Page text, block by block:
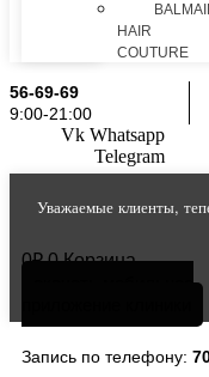
HAIR
COUTURE
56-69-69
9:00-21:00
Vk Whatsapp
Telegram
Уважаемые клиенты,
0₽ 0 Корзина
Запись по телефону: